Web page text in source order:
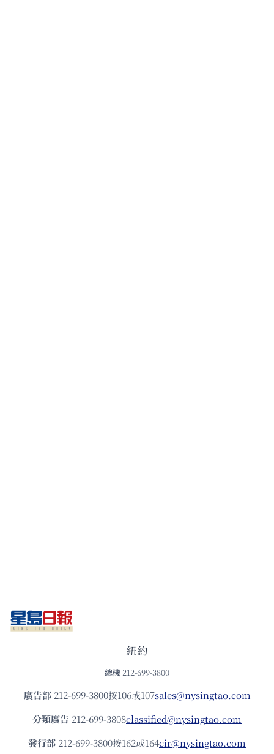
紐約
總機 212-699-3800
廣告部212-699-3800按106或107sales@nysingtao.com
分類廣告 212-699-3808classified@nysingtao.com
發⾏部 212-699-3800按162或164cir@nysingtao.com